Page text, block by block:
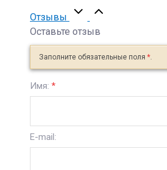
Отзывы
Оставьте отзыв
Заполните обязательные поля *.
Имя: *
E-mail: